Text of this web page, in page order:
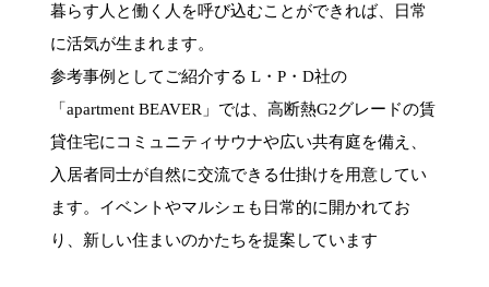
暮らす人と働く人を呼び込むことができれば、日常
に活気が生まれます。
参考事例としてご紹介する L・P・D社の
「apartment BEAVER」では、高断熱G2グレードの賃
貸住宅にコミュニティサウナや広い共有庭を備え、
入居者同士が自然に交流できる仕掛けを用意してい
ます。イベントやマルシェも日常的に開かれてお
り、新しい住まいのかたちを提案しています